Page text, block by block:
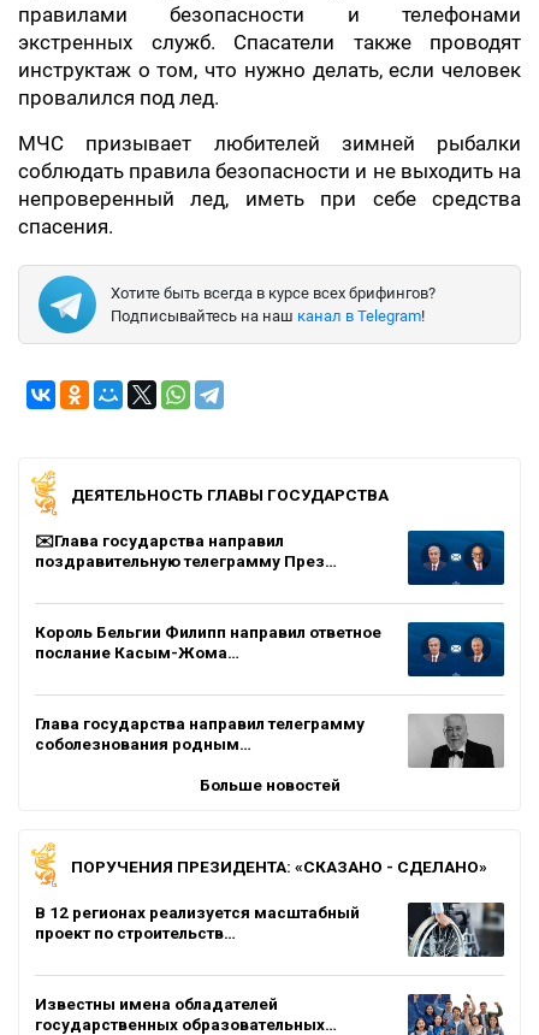
правилами безопасности и телефонами
экстренных служб. Спасатели также проводят
инструктаж о том, что нужно делать, если человек
провалился под лед.
МЧС призывает любителей зимней рыбалки
соблюдать правила безопасности и не выходить на
непроверенный лед, иметь при себе средства
спасения.
Хотите быть всегда в курсе всех брифингов?
Подписывайтесь на наш канал в Telegram!
ДЕЯТЕЛЬНОСТЬ ГЛАВЫ ГОСУДАРСТВА
✉️Глава государства направил
поздравительную телеграмму През…
Король Бельгии Филипп направил ответное
послание Касым-Жома…
Глава государства направил телеграмму
соболезнования родным…
Больше новостей
ПОРУЧЕНИЯ ПРЕЗИДЕНТА: «СКАЗАНО - СДЕЛАНО»
В 12 регионах реализуется масштабный
проект по строительств…
Известны имена обладателей
государственных образовательных…